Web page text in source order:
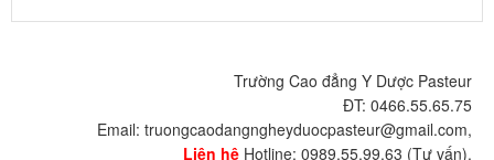
Trường Cao đẳng Y Dược Pasteur
ĐT: 0466.55.65.75
Email: truongcaodangngheyduocpasteur@gmail.com,
Liên hệ Hotline: 0989.55.99.63 (Tư vấn).